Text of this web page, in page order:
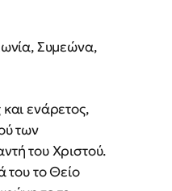
Συμεώνα,
ενάρετος,
των
του Χριστού.
του το Θείο